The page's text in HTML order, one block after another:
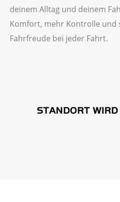
deinem Alltag und deinem
Komfort, mehr Kontrolle und
Fahrfreude bei jeder Fahrt.
STANDORT WIRD